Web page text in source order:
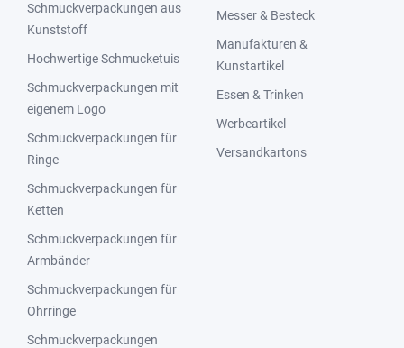
Schmuckverpackungen aus
Kunststoff
Hochwertige Schmucketuis
Schmuckverpackungen mit
eigenem Logo
Schmuckverpackungen für
Ringe
Schmuckverpackungen für
Ketten
Schmuckverpackungen für
Armbänder
Schmuckverpackungen für
Ohrringe
Schmuckverpackungen
Messer & Besteck
Manufakturen &
Kunstartikel
Essen & Trinken
Werbeartikel
Versandkartons